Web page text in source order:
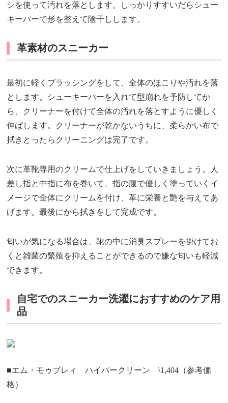
シを使って汚れを落とします。しっかりすすいだらシュー
キーパーで形を整えて陰干しします。
革素材のスニーカー
最初に軽くブラッシングをして、全体のほこりや汚れを落
とします。シューキーパーを入れて型崩れを予防してか
ら、クリーナーを付けて全体の汚れを落とすように優しく
伸ばします。クリーナーが乾かないうちに、柔らかい布で
拭きとったらクリーニングは完了です。
次に革靴専用のクリームで仕上げをしていきましょう。人
差し指と中指に布を巻いて、指の腹で優しく塗っていくイ
メージで全体にクリームを付け、革に栄養と艶を与えてあ
げます。最後にから拭きをして完成です。
匂いが気になる場合は、靴の中に消臭スプレーを掛けてお
くと雑菌の繁殖を抑えることができるので嫌な匂いも軽減
できます。
自宅でのスニーカー洗濯におすすめのケア用
品
■エム・モゥブレィ ハイパークリーン \1,404（参考価
格）